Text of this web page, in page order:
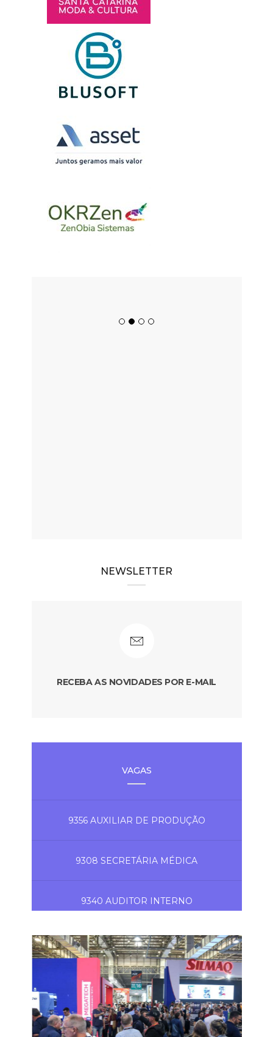
NEWSLETTER
RECEBA AS NOVIDADES POR E-MAIL
VAGAS
9356 AUXILIAR DE PRODUÇÃO
9308 SECRETÁRIA MÉDICA
9340 AUDITOR INTERNO